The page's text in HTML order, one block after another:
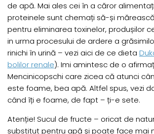
de apă. Mai ales cei în a căror
proteinele sunt chemați să-și
pentru eliminarea toxinelor, produșilor
in urma procesului de ardere a
rinichi în urină – vezi aici de ce dieta
bolilor renale). Imi amintesc de o
Mencinicopschi care zicea că atunci
este foame, bea apă. Altfel spus, vezi
când îți e foame, de fapt – ți-e sete.
Atenție! Sucul de fructe – oricat de
substitut pentru apă și poate face mai